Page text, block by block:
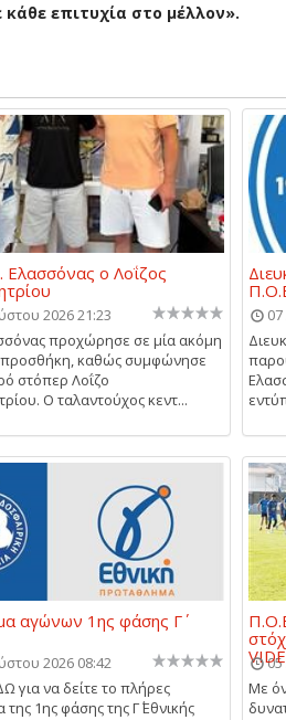
επιτυχία στο μέλλον».
ο Λοΐζος
2026 21:23
προχώρησε σε μία ακόμη
προσθήκη, καθώς συμφώνησε
στόπερ Λοΐζο
Ο ταλαντούχος κεντ...
αγώνων 1ης φάσης Γ΄
2026 08:42
για να δείτε το πλήρες
1ης φάσης της Γ΄ Εθνικής
Με